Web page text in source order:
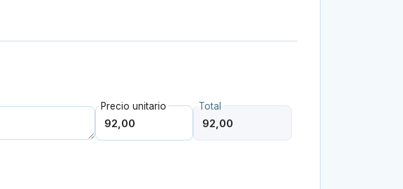
Precio unitario Total